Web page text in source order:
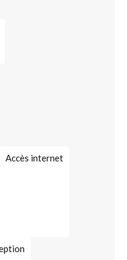
Accès internet